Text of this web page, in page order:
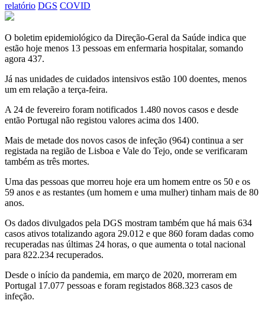
relatório DGS COVID
O boletim epidemiológico da Direção-Geral da Saúde indica que
estão hoje menos 13 pessoas em enfermaria hospitalar, somando
agora 437.
Já nas unidades de cuidados intensivos estão 100 doentes, menos
um em relação a terça-feira.
A 24 de fevereiro foram notificados 1.480 novos casos e desde
então Portugal não registou valores acima dos 1400.
Mais de metade dos novos casos de infeção (964) continua a ser
registada na região de Lisboa e Vale do Tejo, onde se verificaram
também as três mortes.
Uma das pessoas que morreu hoje era um homem entre os 50 e os
59 anos e as restantes (um homem e uma mulher) tinham mais de 80
anos.
Os dados divulgados pela DGS mostram também que há mais 634
casos ativos totalizando agora 29.012 e que 860 foram dadas como
recuperadas nas últimas 24 horas, o que aumenta o total nacional
para 822.234 recuperados.
Desde o início da pandemia, em março de 2020, morreram em
Portugal 17.077 pessoas e foram registados 868.323 casos de
infeção.